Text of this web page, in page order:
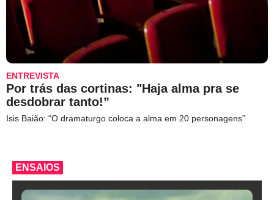
ENTREVISTA
Por trás das cortinas: "Haja alma pra se
desdobrar tanto!”
Isis Baião: “O dramaturgo coloca a alma em 20 personagens”
ENSAIOS